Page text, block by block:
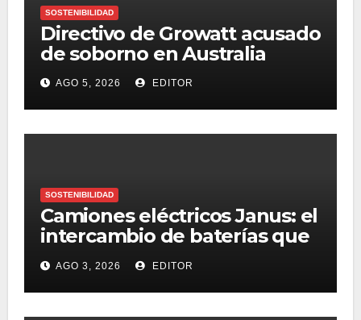
SOSTENIBILIDAD
Directivo de Growatt acusado
de soborno en Australia
AGO 5, 2026 EDITOR
SOSTENIBILIDAD
Camiones eléctricos Janus: el
intercambio de baterías que
conquista Australia
AGO 3, 2026 EDITOR